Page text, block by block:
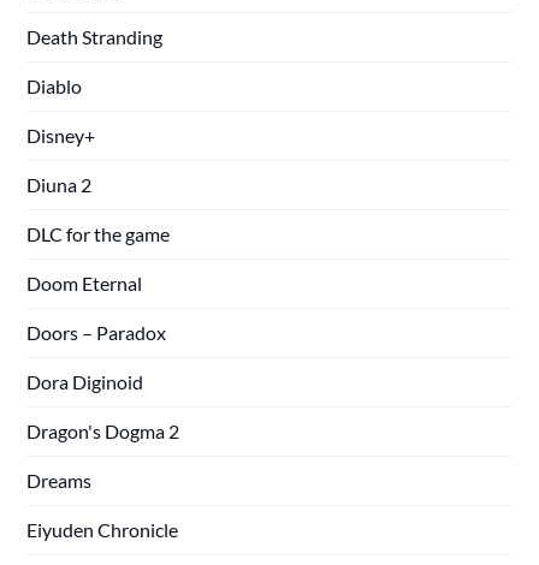
Death Stranding
Diablo
Disney+
Diuna 2
DLC for the game
Doom Eternal
Doors – Paradox
Dora Diginoid
Dragon's Dogma 2
Dreams
Eiyuden Chronicle